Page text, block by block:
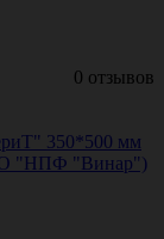
0 отзывов
350*500 мм
"НПФ "Винар")